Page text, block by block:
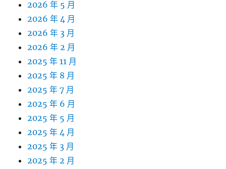
2026 年 5 月
2026 年 4 月
2026 年 3 月
2026 年 2 月
2025 年 11 月
2025 年 8 月
2025 年 7 月
2025 年 6 月
2025 年 5 月
2025 年 4 月
2025 年 3 月
2025 年 2 月